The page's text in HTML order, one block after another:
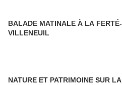
BALADE MATINALE À LA FERTÉ-
VILLENEUIL
NATURE ET PATRIMOINE SUR LA